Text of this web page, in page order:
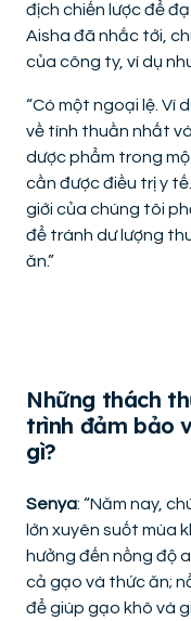
địch chiến lược để
Aisha đã nhắc tới,
của công ty, ví dụ
“Có một ngoại lệ. Ví
về tính thuần nhất
dược phẩm trong
cần được điều trị y
giới của chúng tôi
để tránh dư lượng
ăn.”
Những thách
trình đảm bảo
gì?
Senya: “Năm nay,
lớn xuyên suốt mùa
hưởng đến nồng độ
cả gạo và thức ăn;
để giúp gạo khô và